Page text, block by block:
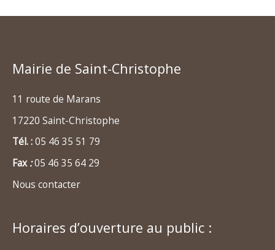
Mairie de Saint-Christophe
11 route de Marans
17220 Saint-Christophe
Tél. :05 46 35 51 79
Fax:05 46 35 64 29
Nous contacter
Horaires d’ouverture au public :